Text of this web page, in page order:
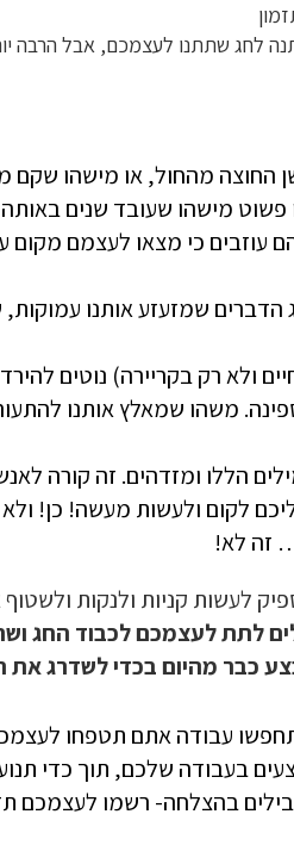
לחג שתתנו לעצמכם, אבל הרבה
החוצה מהחול, או מישהו שקם
עוזבים כי מצאו לעצמם
שמזעזע אותנו
ולא רק בקריירה) נוטים
משהו שמאלץ אותנו
הללו ומזדהים. זה קורה
לקום ולעשות מעשה! כן!
זה לא!
לעשות קניות ולנקות
יכולים לתת לעצמכם לכבוד
עבודה אתם תטפחו
בעבודה שלכם, תוך כדי
בהצלחה- רשמו לעצמכם